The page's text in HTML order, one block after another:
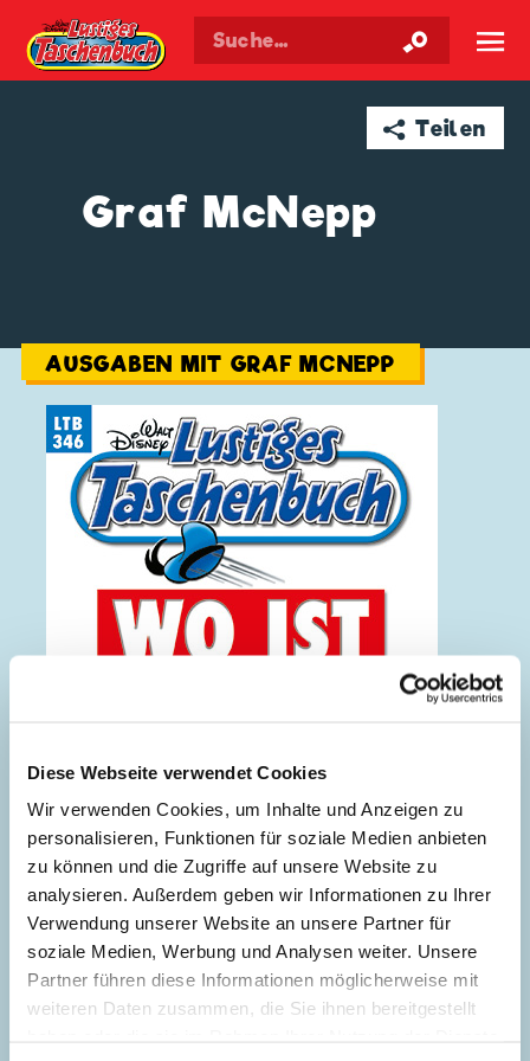
Diese Webseite verwendet Cookies
Wir verwenden Cookies, um Inhalte und Anzeigen zu
personalisieren, Funktionen für soziale Medien anbieten
zu können und die Zugriffe auf unsere Website zu
analysieren. Außerdem geben wir Informationen zu Ihrer
Verwendung unserer Website an unsere Partner für
soziale Medien, Werbung und Analysen weiter. Unsere
Partner führen diese Informationen möglicherweise mit
weiteren Daten zusammen, die Sie ihnen bereitgestellt
Walt Disneys Taschenbuch ☰
➦ Teilen
Graf McNepp
AUSGABEN MIT GRAF MCNEPP